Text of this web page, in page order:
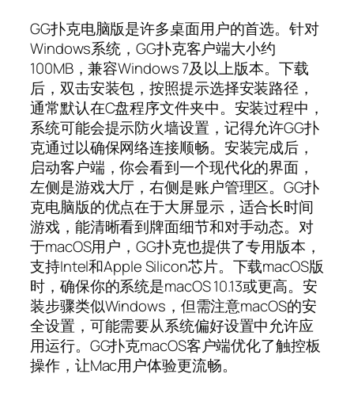
GG扑克电脑版是许多桌面用户的首选。针对
Windows系统，GG扑克客户端大小约
100MB，兼容Windows 7及以上版本。下载
后，双击安装包，按照提示选择安装路径，
通常默认在C盘程序文件夹中。安装过程中，
系统可能会提示防火墙设置，记得允许GG扑
克通过以确保网络连接顺畅。安装完成后，
启动客户端，你会看到一个现代化的界面，
左侧是游戏大厅，右侧是账户管理区。GG扑
克电脑版的优点在于大屏显示，适合长时间
游戏，能清晰看到牌面细节和对手动态。对
于macOS用户，GG扑克也提供了专用版本，
支持Intel和Apple Silicon芯片。下载macOS版
时，确保你的系统是macOS 10.13或更高。安
装步骤类似Windows，但需注意macOS的安
全设置，可能需要从系统偏好设置中允许应
用运行。GG扑克macOS客户端优化了触控板
操作，让Mac用户体验更流畅。